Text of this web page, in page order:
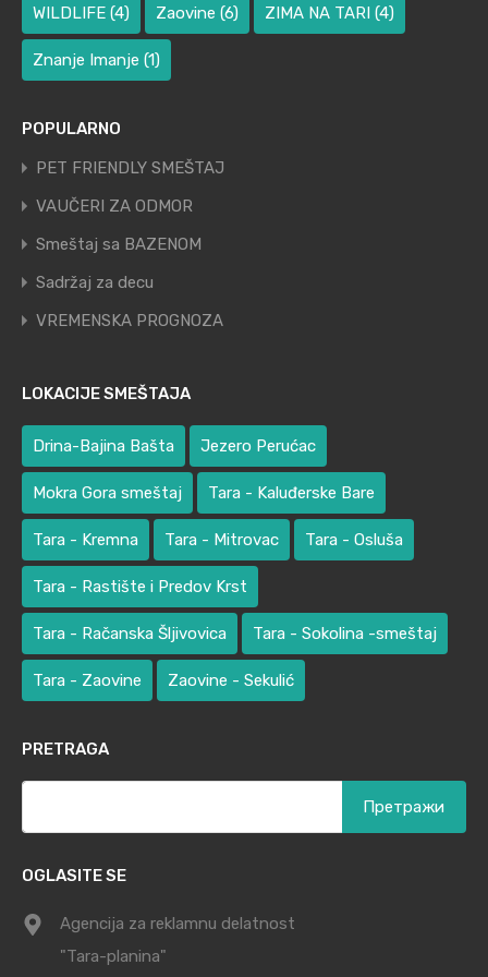
WILDLIFE (4) Zaovine (6) ZIMA NA TARI (4)
Znanje Imanje (1)
POPULARNO
PET FRIENDLY SMEŠTAJ
VAUČERI ZA ODMOR
Smeštaj sa BAZENOM
Sadržaj za decu
VREMENSKA PROGNOZA
LOKACIJE SMEŠTAJA
Drina-Bajina Bašta Jezero Perućac
Mokra Gora smeštaj Tara - Kaluđerske Bare
Tara - Kremna Tara - Mitrovac Tara - Osluša
Tara - Rastište i Predov Krst
Tara - Račanska Šljivovica Tara - Sokolina -smeštaj
Tara - Zaovine Zaovine - Sekulić
PRETRAGA
OGLASITE SE
Agencija za reklamnu delatnost
"Tara-planina"